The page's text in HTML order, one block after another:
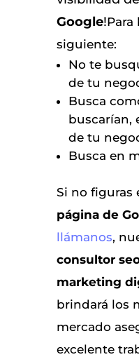
Google!Para
siguiente:
No te
de tu
Busca
buscarían,
de tu
Busca en
Si no figuras
página de
llámanos,
consultor
marketing
brindará los
mercado
excelente